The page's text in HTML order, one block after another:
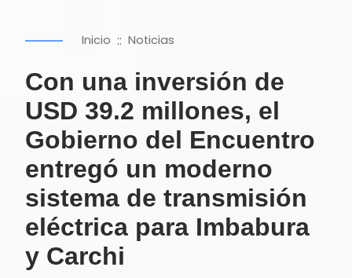
Inicio :: Noticias
Con una inversión de
USD 39.2 millones, el
Gobierno del Encuentro
entregó un moderno
sistema de transmisión
eléctrica para Imbabura
y Carchi